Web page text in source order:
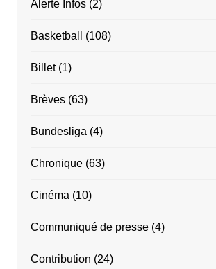
Alerte Infos(2)
Basketball (108)
Billet(1)
Brèves(63)
Bundesliga (4)
Chronique(63)
Cinéma (10)
Communiqué de presse(4)
Contribution (24)